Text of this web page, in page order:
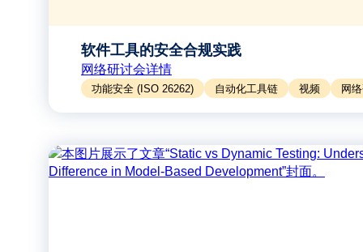
软件工具的安全合规实践
网络研讨会详情
功能安全 (ISO 26262) 自动化工具链 视频 网